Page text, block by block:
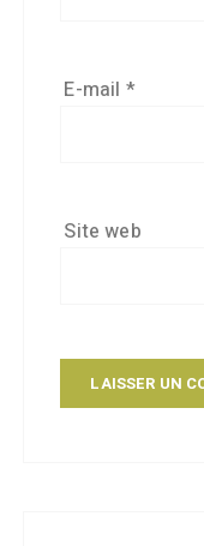
E-mail *
Site web